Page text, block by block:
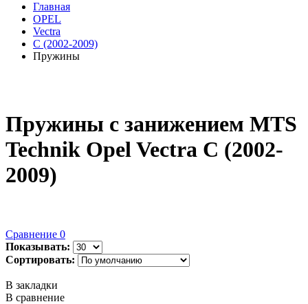
Главная
OPEL
Vectra
C (2002-2009)
Пружины
Пружины с занижением MTS
Technik Opel Vectra C (2002-
2009)
Сравнение 0
Показывать:
Сортировать:
В закладки
В сравнение